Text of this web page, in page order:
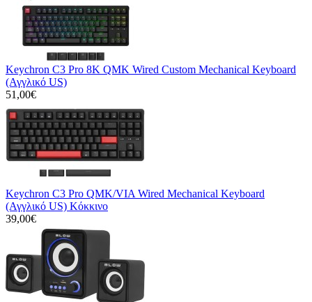
Keychron C3 Pro 8K QMK Wired Custom Mechanical Keyboard
(Αγγλικό US)
51,00€
Keychron C3 Pro QMK/VIA Wired Mechanical Keyboard
(Αγγλικό US) Κόκκινο
39,00€